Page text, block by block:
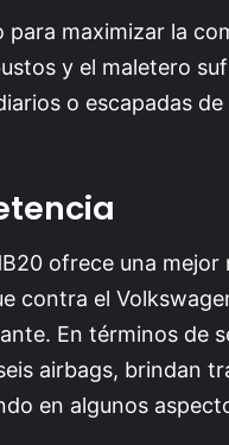
maximizar la
y el maletero
o escapadas
ofrece una mejor
contra el
En términos de
airbags, brindan
en algunos